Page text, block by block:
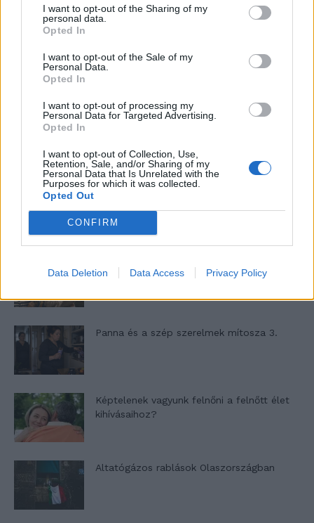
I want to opt-out of the Sharing of my
personal data.
Opted In
I want to opt-out of the Sale of my
Personal Data.
Opted In
I want to opt-out of processing my
Personal Data for Targeted Advertising.
Opted In
I want to opt-out of Collection, Use,
Retention, Sale, and/or Sharing of my
Personal Data that Is Unrelated with the
Purposes for which it was collected.
Opted Out
CONFIRM
Data Deletion Data Access Privacy Policy
gyűjteménye
Elyna Robbs: Adéle és az örökölt árnyak
Nyár, nevetés, anekdoták
Panna és a szép szerelmek mítosza 3.
Képtelenek vagyunk felnőni a felnőtt élet
kihívásaihoz?
Altatógázos rablások Olaszországban